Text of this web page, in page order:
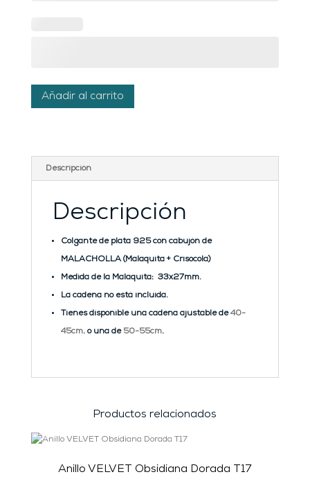
Colgante
Añadir al carrito
Descripción
Descripción
Colgante de plata 925 con cabujón de
MALACHOLLA (Malaquita + Crisocola)
Medida de la Malaquita: 33x27mm.
La cadena no está incluida.
Tienes disponible una cadena ajustable de40-
45cm. o una de50-55cm.
Productos relacionados
Anillo VELVET Obsidiana Dorada T17